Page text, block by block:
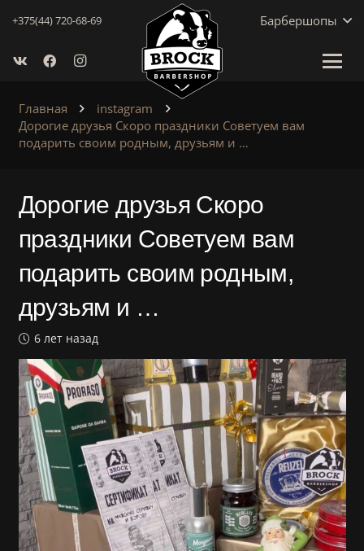
+375(44) 720-68-69 Барбершопы
Главная
instagram
Дорогие друзья Скоро праздники Советуем вам
подарить своим родным, друзьям и …
Дорогие друзья Скоро
праздники Советуем вам
подарить своим родным,
друзьям и …
6 лет назад